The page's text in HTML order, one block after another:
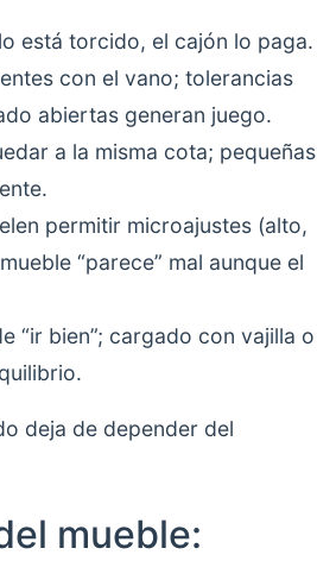
está torcido, el cajón lo paga.
con el vano; tolerancias
abiertas generan juego.
a la misma cota; pequeñas
permitir microajustes (alto,
“parece” mal aunque el
“ir bien”; cargado con vajilla o
deja de depender del
mueble: